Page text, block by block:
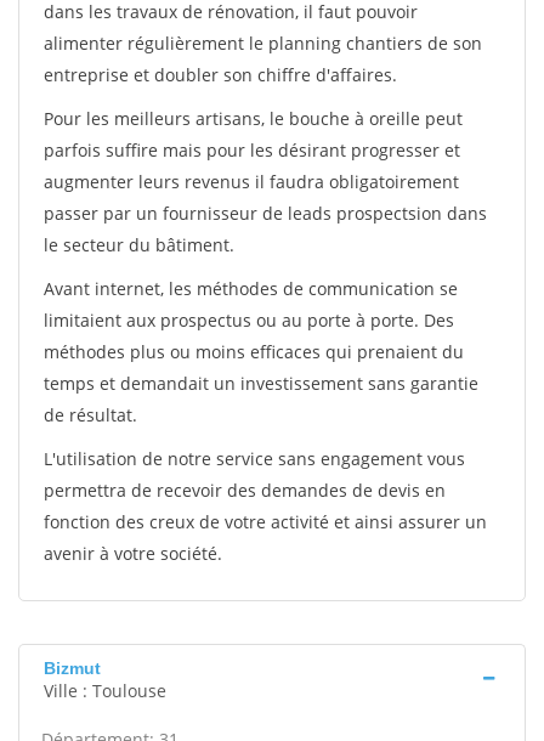
dans les travaux de rénovation, il faut pouvoir
alimenter régulièrement le planning chantiers de son
entreprise et doubler son chiffre d'affaires.
Pour les meilleurs artisans, le bouche à oreille peut
parfois suffire mais pour les désirant progresser et
augmenter leurs revenus il faudra obligatoirement
passer par un fournisseur de leads prospectsion dans
le secteur du bâtiment.
Avant internet, les méthodes de communication se
limitaient aux prospectus ou au porte à porte. Des
méthodes plus ou moins efficaces qui prenaient du
temps et demandait un investissement sans garantie
de résultat.
L'utilisation de notre service sans engagement vous
permettra de recevoir des demandes de devis en
fonction des creux de votre activité et ainsi assurer un
avenir à votre société.
Bizmut
Ville : Toulouse